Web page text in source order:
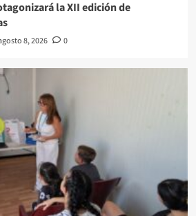
la XII edición de
8, 2026 0